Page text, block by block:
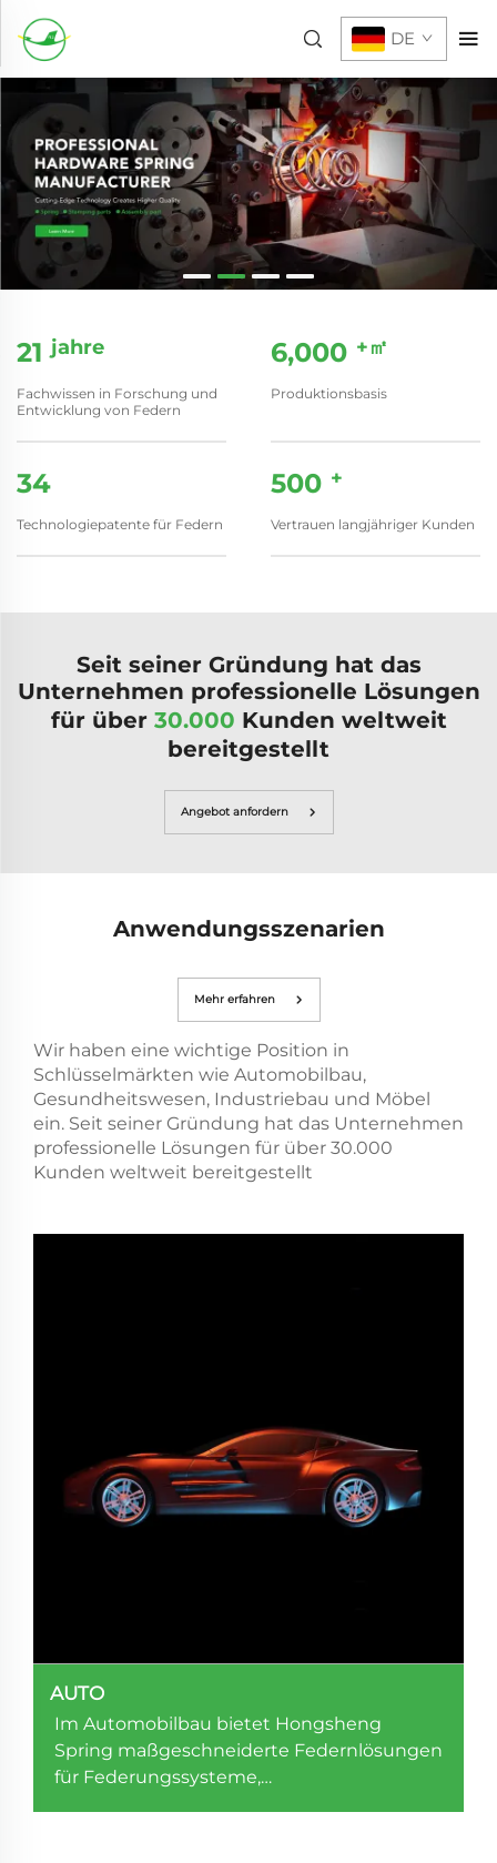
DE
21 jahre
Fachwissen in Forschung und
Entwicklung von Federn
6,000 +㎡
Produktionsbasis
34
Technologiepatente für Federn
500 +
Vertrauen langjähriger Kunden
Seit seiner Gründung hat das
Unternehmen professionelle Lösungen
für über 30.000 Kunden weltweit
bereitgestellt
Angebot anfordern
Anwendungsszenarien
Mehr erfahren
Wir haben eine wichtige Position in
Schlüsselmärkten wie Automobilbau,
Gesundheitswesen, Industriebau und Möbel
ein. Seit seiner Gründung hat das Unternehmen
professionelle Lösungen für über 30.000
Kunden weltweit bereitgestellt
AUTO
Im Automobilbau bietet Hongsheng
Spring maßgeschneiderte Federnlösungen
für Federungssysteme,